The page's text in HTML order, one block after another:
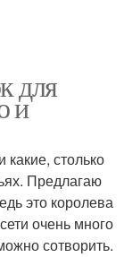
для
и
столько
Предлагаю
это королева
очень много
сотворить.